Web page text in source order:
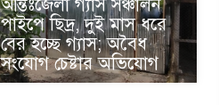
আন্তঃজেলা গ্যাস সঞ্চালন
পাইপে ছিদ্র, দুই মাস ধরে
বের হচ্ছে গ্যাস; অবৈধ
সংযোগ চেষ্টার অভিযোগ